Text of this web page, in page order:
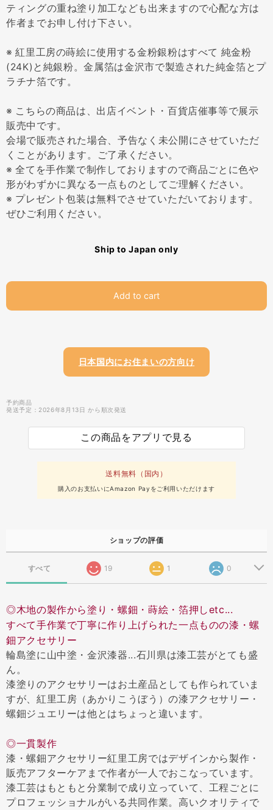
ティングの重ね塗り加工なども出来ますので心配な方は
作者までお申し付け下さい。
※ 紅里工房の蒔絵に使用する金粉銀粉はすべて 純金粉
(24K)と純銀粉。金属箔は金沢市で製造された純金箔とプ
ラチナ箔です。
※ こちらの商品は、出店イベント・百貨店催事等で展示
販売中です。
会場で販売された場合、予告なく未公開にさせていただ
くことがあります。ご了承ください。
※ 全てを手作業で制作しておりますので商品ごとに色や
形がわずかに異なる一点ものとしてご理解ください。
※ プレゼント包装は無料でさせていただいております。
ぜひご利用ください。
Ship to Japan only
Add to cart
日本国内にお住まいの方向け
予約商品
発送予定：2026年8月13日 から順次発送
この商品をアプリで見る
送料無料（国内）
購入のお支払いにAmazon Payをご利用いただけます
ショップの評価
すべて 19 1 0
◎木地の製作から塗り・螺鈿・蒔絵・箔押しetc...
すべて手作業で丁寧に作り上げられた一点ものの漆・螺
鈿アクセサリー
輪島塗に山中塗・金沢漆器...石川県は漆工芸がとても盛
ん。
漆塗りのアクセサリーはお土産品としても作られていま
すが、紅里工房（あかりこうぼう）の漆アクセサリー・
螺鈿ジュエリーは他とはちょっと違います。
◎一貫製作
漆・螺鈿アクセサリー紅里工房ではデザインから製作・
販売アフターケアまで作者が一人でおこなっています。
漆工芸はもともと分業制で成り立っていて、工程ごとに
プロフェッショナルがいる共同作業。高いクオリティで